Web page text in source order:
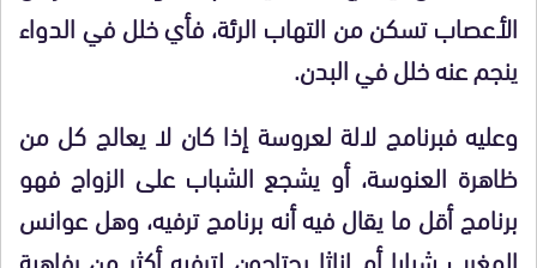
الأعصاب تسكن من التهاب الرئة، فأي خلل في الدواء
ينجم عنه خلل في البدن.
وعليه فبرنامج لالة لعروسة إذا كان لا يعالج كل من
ظاهرة العنوسة، أو يشجع الشباب على الزواج فهو
برنامج أقل ما يقال فيه أنه برنامج ترفيه، وهل عوانس